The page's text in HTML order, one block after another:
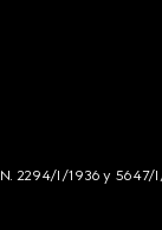
N. 2294/I/1936 y 5647/